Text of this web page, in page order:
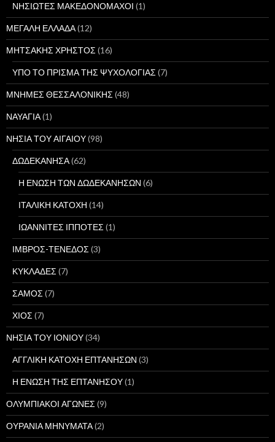
ΝΗΣΙΩΤΕΣ ΜΑΚΕΔΟΝΟΜΑΧΟΙ (1)
ΜΕΓΑΛΗ ΕΛΛΑΔΑ(12)
ΜΗΤΣΑΚΗΣ ΧΡΗΣΤΟΣ (16)
ΥΠΟ ΤΟ ΠΡΙΣΜΑ ΤΗΣ ΨΥΧΟΛΟΓΙΑΣ (7)
ΜΝΗΜΕΣ ΘΕΣΣΑΛΟΝΙΚΗΣ (48)
ΝΑΥΑΓΙΑ(1)
ΝΗΣΙΑ ΤΟΥ ΑΙΓΑΙΟΥ(98)
ΔΩΔΕΚΑΝΗΣΑ(62)
Η ΕΝΩΣΗ ΤΩΝ ΔΩΔΕΚΑΝΗΣΩΝ (6)
ΙΤΑΛΙΚΗ ΚΑΤΟΧΗ (14)
ΙΩΑΝΝΙΤΕΣ ΙΠΠΟΤΕΣ (1)
ΙΜΒΡΟΣ-ΤΕΝΕΔΟΣ (3)
ΚΥΚΛΑΔΕΣ (7)
ΣΑΜΟΣ (7)
ΧΙΟΣ (7)
ΝΗΣΙΑ ΤΟΥ ΙΟΝΙΟΥ(34)
ΑΓΓΛΙΚΗ ΚΑΤΟΧΗ ΕΠΤΑΝΗΣΩΝ (3)
Η ΕΝΩΣΗ ΤΗΣ ΕΠΤΑΝΗΣΟΥ(1)
ΟΛΥΜΠΙΑΚΟΙ ΑΓΩΝΕΣ (9)
ΟΥΡΑΝΙΑ ΜΗΝΥΜΑΤΑ(2)